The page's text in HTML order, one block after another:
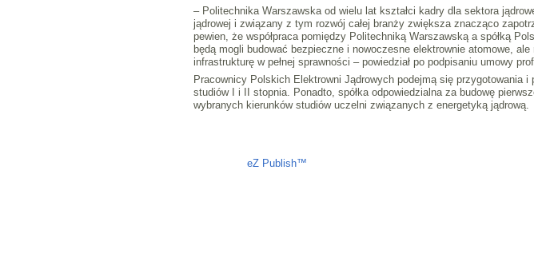
– Politechnika Warszawska od wielu lat kształci kadry dla sektora
jądrowej i związany z tym rozwój całej branży zwiększa znacząco
pewien, że współpraca pomiędzy Politechniką Warszawską a spółką
będą mogli budować bezpieczne i nowoczesne elektrownie atomowe,
infrastrukturę w pełnej sprawności – powiedział po podpisaniu umowy
Pracownicy Polskich Elektrowni Jądrowych podejmą się przygotowania
studiów I i II stopnia. Ponadto, spółka odpowiedzialna za budowę
wybranych kierunków studiów uczelni związanych z energetyką jądrową.
eZ Publish™